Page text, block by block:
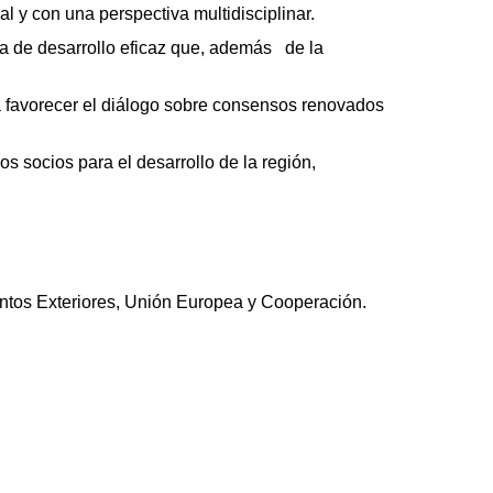
y con una perspectiva multidisciplinar.
de desarrollo eficaz que, además de la
el diálogo sobre consensos renovados
socios para el desarrollo de la región,
Exteriores, Unión Europea y Cooperación.